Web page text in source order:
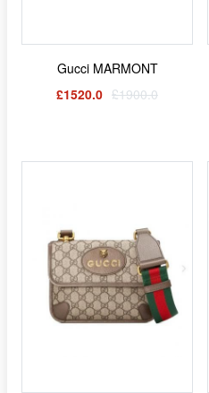
Gucci MARMONT
£1520.0 £1900.0